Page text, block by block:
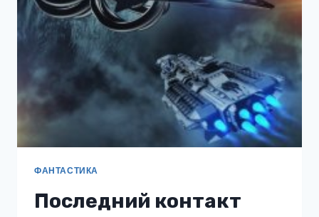
ФАНТАСТИКА
Последний контакт